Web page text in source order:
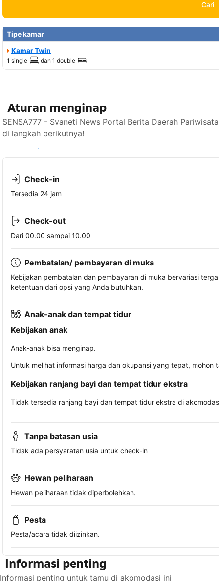
Cari
Tipe kamar
Kamar Twin
1 single dan 1 double
Aturan menginap
SENSA777 - Svaneti News Portal Berita Daerah
di langkah berikutnya!
Lihat ketersediaan
Check-in
Tersedia 24 jam
Check-out
Dari 00.00 sampai 10.00
Pembatalan/ pembayaran di muka
Kebijakan pembatalan dan pembayaran di muka bervariasi
ketentuan dari opsi yang Anda butuhkan.
Anak-anak dan tempat tidur
Kebijakan anak
Anak-anak bisa menginap.
Untuk melihat informasi harga dan okupansi yang tepat,
Kebijakan ranjang bayi dan tempat tidur ekstra
Tidak tersedia ranjang bayi dan tempat tidur ekstra di
Tanpa batasan usia
Tidak ada persyaratan usia untuk check-in
Hewan peliharaan
Hewan peliharaan tidak diperbolehkan.
Pesta
Pesta/acara tidak diizinkan.
Informasi penting
Informasi penting untuk tamu di akomodasi ini